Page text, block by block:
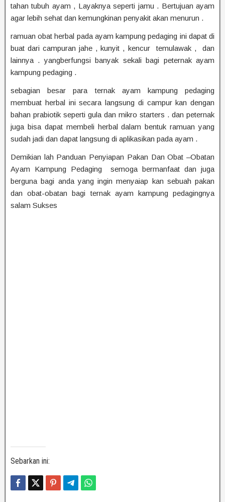
tahan tubuh ayam , Layaknya seperti jamu . Bertujuan ayam
agar lebih sehat dan kemungkinan penyakit akan menurun .
ramuan obat herbal pada ayam kampung pedaging ini dapat di
buat dari campuran jahe , kunyit , kencur temulawak , dan
lainnya . yangberfungsi banyak sekali bagi peternak ayam
kampung pedaging .
sebagian besar para ternak ayam kampung pedaging
membuat herbal ini secara langsung di campur kan dengan
bahan prabiotik seperti gula dan mikro starters . dan peternak
juga bisa dapat membeli herbal dalam bentuk ramuan yang
sudah jadi dan dapat langsung di aplikasikan pada ayam .
Demikian lah Panduan Penyiapan Pakan Dan Obat –Obatan
Ayam Kampung Pedaging semoga bermanfaat dan juga
berguna bagi anda yang ingin menyaiap kan sebuah pakan
dan obat-obatan bagi ternak ayam kampung pedagingnya
salam Sukses
Sebarkan ini: